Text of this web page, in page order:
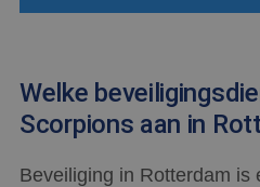
Welke
Scorpions aan in
Beveiliging in Rotterdam is